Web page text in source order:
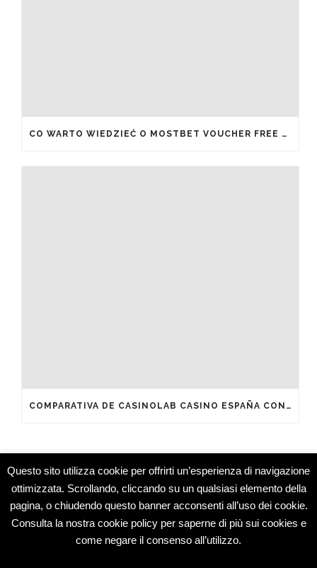
CO WARTO WIEDZIEĆ O MOSTBET VOUCHER FREE SPINS I JAK JE ODEBRAĆ
COMPARATIVA DE CASINOLAB CASINO ESPAÑA CON OTROS OPERADORES DEL MERCADO
Studio Medico Montesarchio © 2015 -
Specialisti
Dermatologia e Medicina Estetica
Questo sito utilizza cookie per offrirti un’esperienza di navigazione
ottimizzata. Scrollando, cliccando su un qualsiasi elemento della
pagina, o chiudendo questo banner acconsenti all’uso dei cookie.
Consulta la nostra cookie policy per saperne di più sui cookies e
come negare il consenso all’utilizzo.